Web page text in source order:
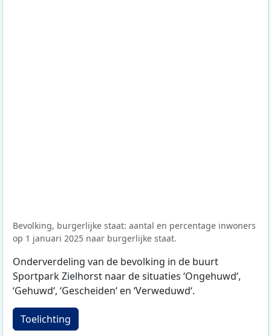
Bevolking, burgerlijke staat: aantal en percentage inwoners
op 1 januari 2025 naar burgerlijke staat.
Onderverdeling van de bevolking in de buurt
Sportpark Zielhorst naar de situaties ‘Ongehuwd‘,
‘Gehuwd‘, ‘Gescheiden‘ en ‘Verweduwd‘.
Toelichting